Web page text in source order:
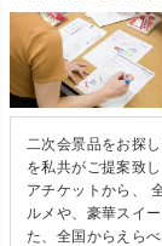
二次会景品をお探
を私共がご提案致
アチケットから、
ルメや、豪華スイ
た、全国からえら